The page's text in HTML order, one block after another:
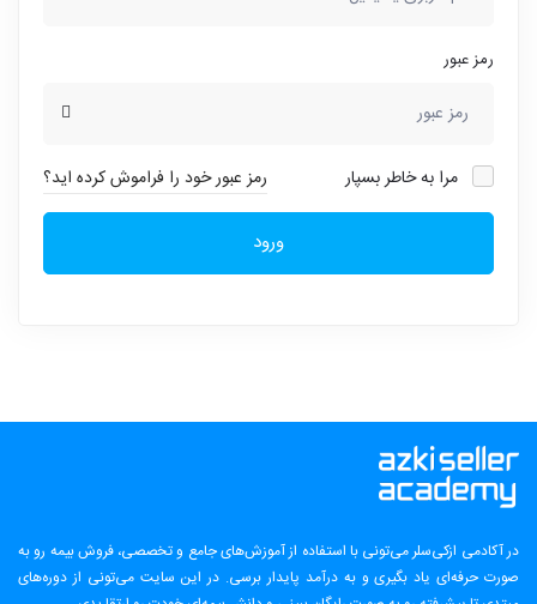
رمز عبور
مرا به خاطر بسپار رمز عبور خود را فراموش کرده اید؟
ورود
در آکادمی ازکی‌سلر می‌تونی با استفاده از آموزش‌های جامع و تخصصی، فروش بیمه رو به
صورت حرفه‌ای یاد بگیری و به درآمد پایدار برسی. در این سایت می‌تونی از دوره‌های